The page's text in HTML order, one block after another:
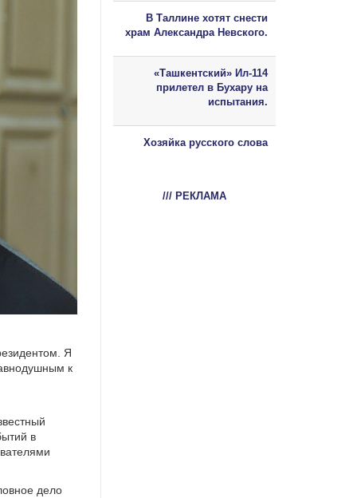
Я
к
в
дело
В Таллине хотят снести
храм Александра Невского.
«Ташкентский» Ил-114
прилетел в Бухару на
испытания.
Хозяйка русского слова
/// РЕКЛАМА